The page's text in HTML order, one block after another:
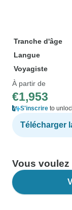
Tranche d'âge
Langue
Voyagiste
À partir de
€1,953
S'inscrire to
Télécharger
Vous